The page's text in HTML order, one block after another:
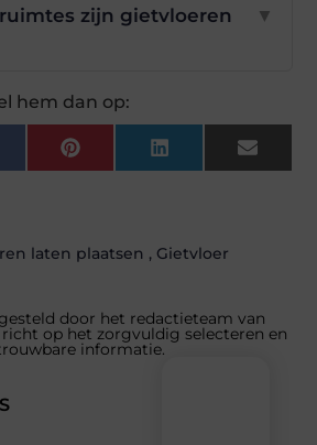
zijn gietvloeren
▼
hem dan op:
PinterestLinkedInEmail
laten plaatsen , Gietvloer
door het redactieteam van
op het zorgvuldig selecteren en
informatie.